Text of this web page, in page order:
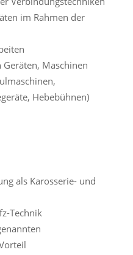
im Rahmen der
Maschinen
Hebebühnen)
als Karosserie- und
Technik